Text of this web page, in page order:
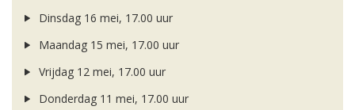
Dinsdag 16 mei, 17.00 uur
Maandag 15 mei, 17.00 uur
Vrijdag 12 mei, 17.00 uur
Donderdag 11 mei, 17.00 uur